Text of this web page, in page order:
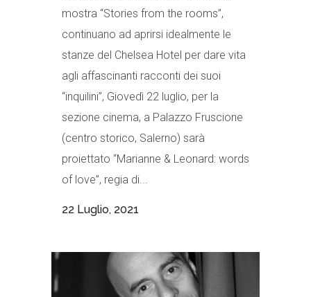
mostra “Stories from the rooms”,
continuano ad aprirsi idealmente le
stanze del Chelsea Hotel per dare vita
agli affascinanti racconti dei suoi
“inquilini”, Giovedì 22 luglio, per la
sezione cinema, a Palazzo Fruscione
(centro storico, Salerno) sarà
proiettato “Marianne & Leonard: words
of love”, regia di...
22 Luglio, 2021